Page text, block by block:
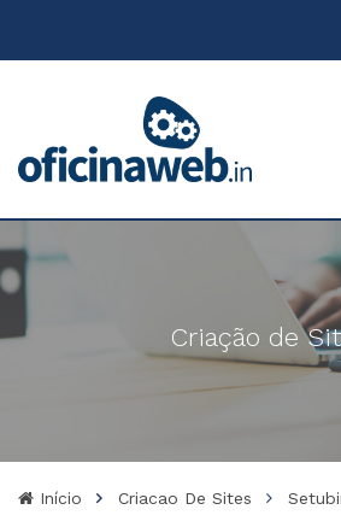
Criação de
Início Criacao De Sites